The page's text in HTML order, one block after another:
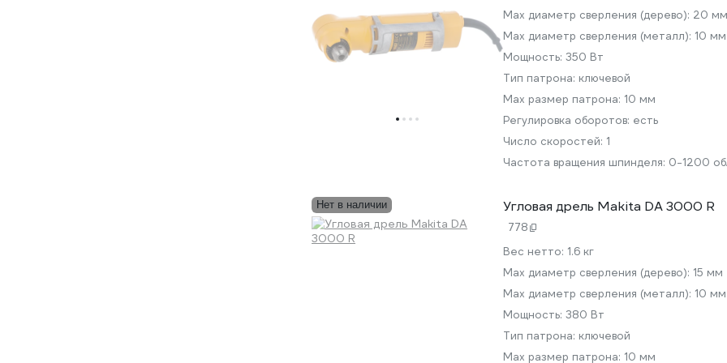
Мах диаметр сверления (дерево): 20 мм
Max диаметр сверления (металл): 10 мм
Мощность: 350 Вт
Тип патрона: ключевой
Max размер патрона: 10 мм
Регулировка оборотов: есть
Число скоростей: 1
Частота вращения шпинделя: 0-1200
Нет в наличии Угловая дрель Makita DA 3000 R
778
Вес нетто: 1.6 кг
Мах диаметр сверления (дерево): 15 мм
Max диаметр сверления (металл): 10 мм
Мощность: 380 Вт
Тип патрона: ключевой
Max размер патрона: 10 мм